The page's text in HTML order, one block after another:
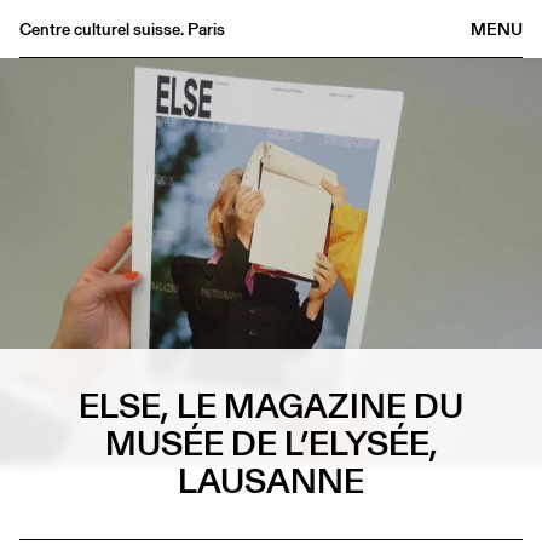
MENU
Centre culturel suisse. Paris
Médiathèque
Éditions
Informations
FR/EN
ELSE, LE MAGAZINE DU
MUSÉE DE L’ELYSÉE,
LAUSANNE